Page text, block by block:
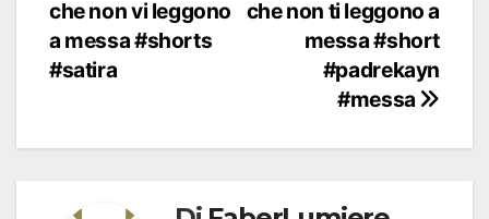
che non ti leggono a
messa #short
#padrekayn
#messa
che non vi leggono
a messa #shorts
#satira